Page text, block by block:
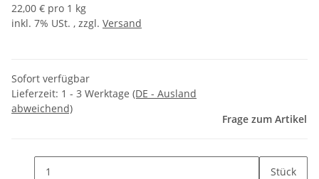
22,00 € pro 1 kg
inkl. 7% USt. , zzgl. Versand
Sofort verfügbar
Lieferzeit: 1 - 3 Werktage (DE - Ausland
abweichend)
Frage zum Artikel
Stück